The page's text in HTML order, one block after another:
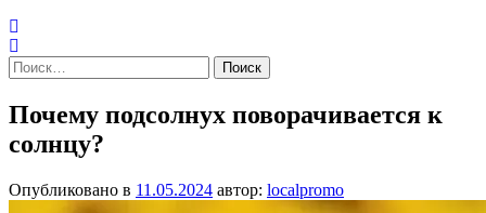
Найти:
Почему подсолнух поворачивается к
солнцу?
Опубликовано в 11.05.2024 автор: localpromo